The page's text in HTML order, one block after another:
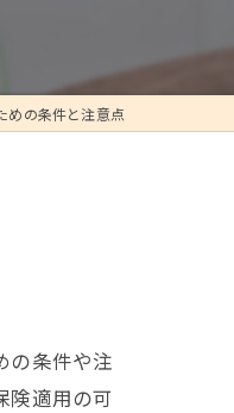
めの条件と注意点
の条件や注
険適用の可